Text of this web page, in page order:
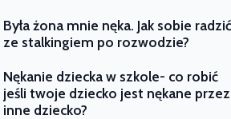
Była żona mnie nęka. Jak sobie radzić
ze stalkingiem po rozwodzie?
Nękanie dziecka w szkole- co robić
jeśli twoje dziecko jest nękane przez
inne dziecko?